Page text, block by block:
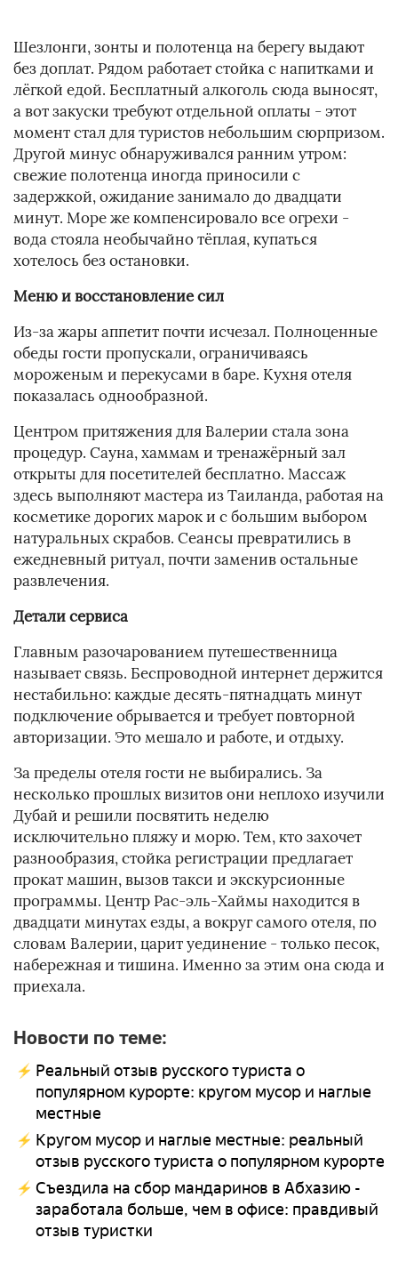
Шезлонги, зонты и полотенца на берегу выдают
без доплат. Рядом работает стойка с напитками и
лёгкой едой. Бесплатный алкоголь сюда выносят,
а вот закуски требуют отдельной оплаты - этот
момент стал для туристов небольшим сюрпризом.
Другой минус обнаруживался ранним утром:
свежие полотенца иногда приносили с
задержкой, ожидание занимало до двадцати
минут. Море же компенсировало все огрехи -
вода стояла необычайно тёплая, купаться
хотелось без остановки.
Меню и восстановление сил
Из-за жары аппетит почти исчезал. Полноценные
обеды гости пропускали, ограничиваясь
мороженым и перекусами в баре. Кухня отеля
показалась однообразной.
Центром притяжения для Валерии стала зона
процедур. Сауна, хаммам и тренажёрный зал
открыты для посетителей бесплатно. Массаж
здесь выполняют мастера из Таиланда, работая на
косметике дорогих марок и с большим выбором
натуральных скрабов. Сеансы превратились в
ежедневный ритуал, почти заменив остальные
развлечения.
Детали сервиса
Главным разочарованием путешественница
называет связь. Беспроводной интернет держится
нестабильно: каждые десять-пятнадцать минут
подключение обрывается и требует повторной
авторизации. Это мешало и работе, и отдыху.
За пределы отеля гости не выбирались. За
несколько прошлых визитов они неплохо изучили
Дубай и решили посвятить неделю
исключительно пляжу и морю. Тем, кто захочет
разнообразия, стойка регистрации предлагает
прокат машин, вызов такси и экскурсионные
программы. Центр Рас-эль-Хаймы находится в
двадцати минутах езды, а вокруг самого отеля, по
словам Валерии, царит уединение - только песок,
набережная и тишина. Именно за этим она сюда и
приехала.
Новости по теме:
Реальный отзыв русского туриста о
популярном курорте: кругом мусор и наглые
местные
Кругом мусор и наглые местные: реальный
отзыв русского туриста о популярном курорте
Съездила на сбор мандаринов в Абхазию -
заработала больше, чем в офисе: правдивый
отзыв туристки